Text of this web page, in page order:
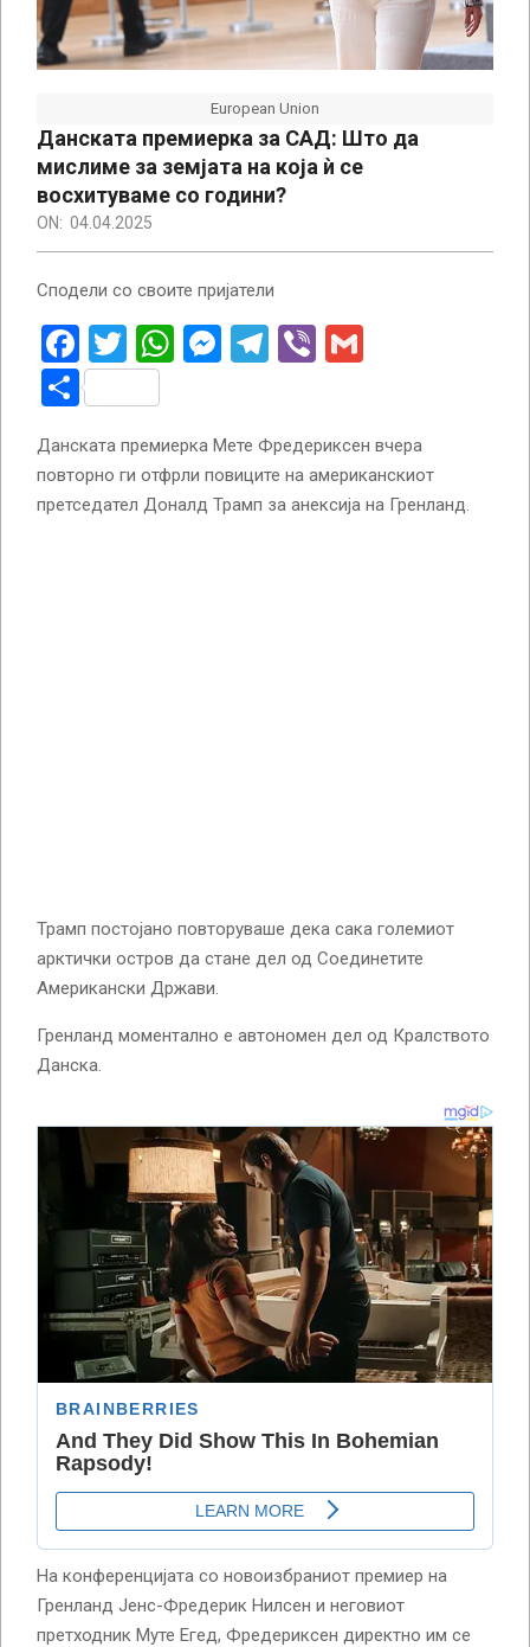
European Union
Данската премиерка за САД: Што да
мислиме за земјата на која ѝ се
восхитуваме со години?
ON: 04.04.2025
Сподели со своите пријатели
Facebook
Twitter
WhatsApp
Messenger
Telegram
Viber
Share
Данската премиерка Мете Фредериксен вчера
повторно ги отфрли повиците на американскиот
претседател Доналд Трамп за анексија на Гренланд.
Трамп постојано повторуваше дека сака големиот
арктички остров да стане дел од Соединетите
Американски Држави.
Гренланд моментално е автономен дел од Кралството
Данска.
На конференцијата со новоизбраниот премиер на
Гренланд Јенс-Фредерик Нилсен и неговиот
претходник Муте Егед, Фредериксен директно им се